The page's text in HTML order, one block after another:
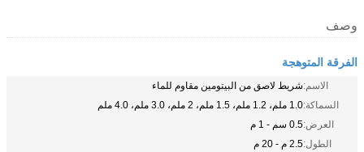
وصف
الفرقة المتوهجة
الاسم:شريط لاصق من البيتومين مقاوم للماء
السماكة:1.0 ملم، 1.2 ملم، 1.5 ملم، 2 ملم، 3.0 ملم، 4.0 ملم
العرض:0.5 سم - 1 م
الطول:2.5 م - 20 م